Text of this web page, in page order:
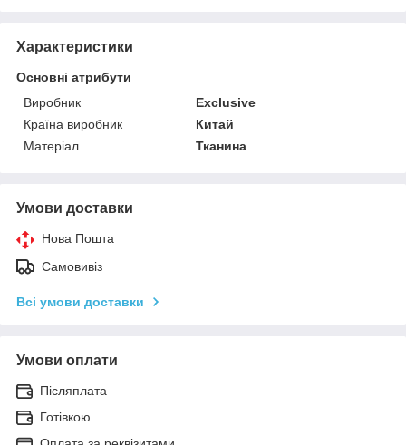
Характеристики
Основні атрибути
Виробник
Exclusive
Країна виробник
Китай
Матеріал
Тканина
Умови доставки
Нова Пошта
Самовивіз
Всі умови доставки
Умови оплати
Післяплата
Готівкою